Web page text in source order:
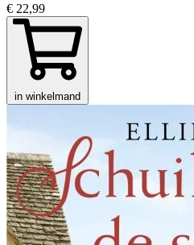
€ 22,99
in winkelmand